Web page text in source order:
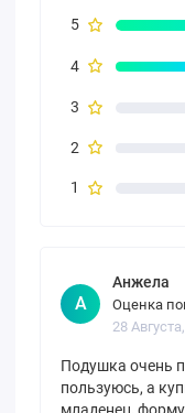
5
4
3
2
1
А
Анжела
Оценка
28
Подушка очень
пользуюсь, а
младенец,